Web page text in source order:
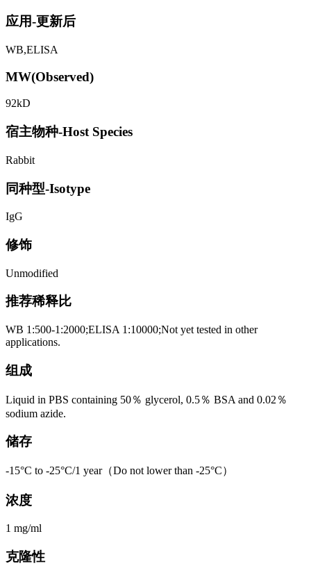
应用-更新后
WB,ELISA
MW(Observed)
92kD
宿主物种-Host Species
Rabbit
同种型-Isotype
IgG
修饰
Unmodified
推荐稀释比
WB 1:500-1:2000;ELISA 1:10000;Not yet tested in other
applications.
组成
Liquid in PBS containing 50％ glycerol, 0.5％ BSA and 0.02％
sodium azide.
储存
-15°C to -25°C/1 year（Do not lower than -25°C）
浓度
1 mg/ml
克隆性